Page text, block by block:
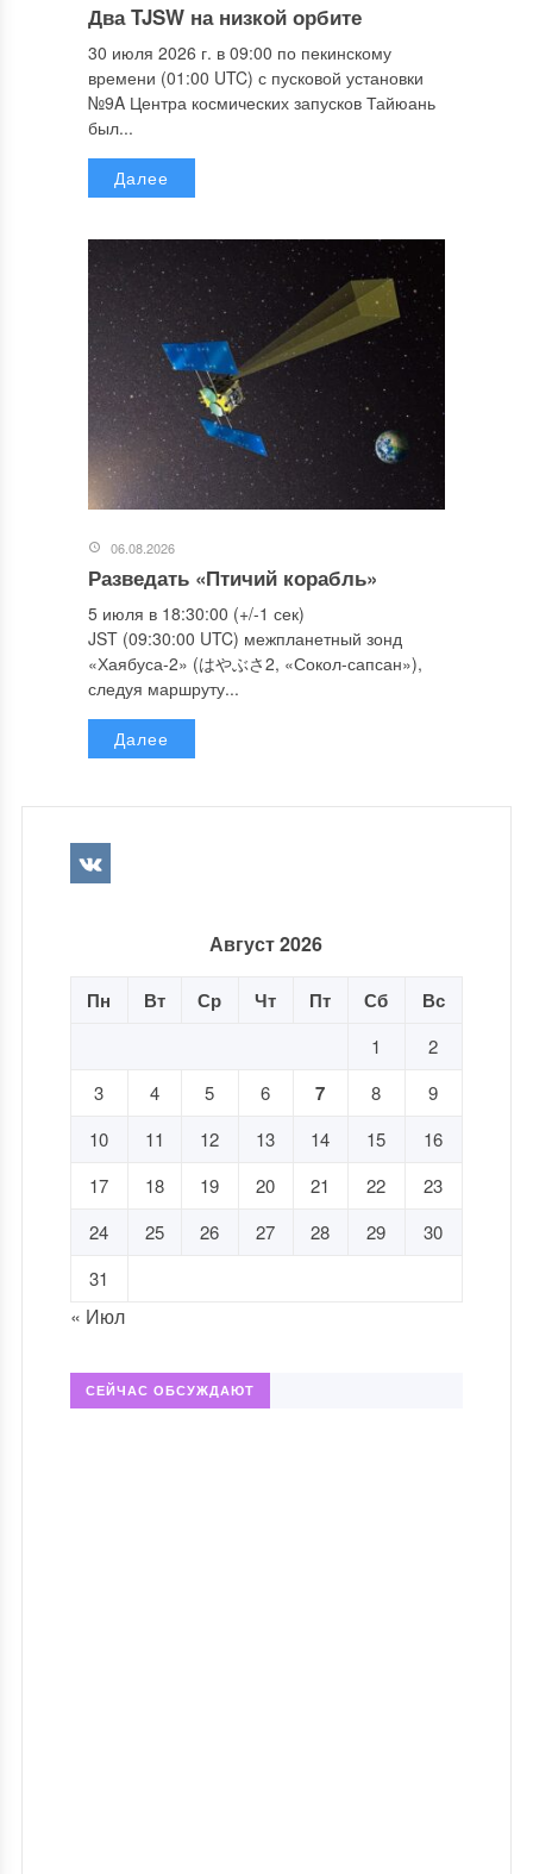
Два TJSW на низкой орбите
30 июля 2026 г. в 09:00 по пекинскому
времени (01:00 UTC) с пусковой установки
№9A Центра космических запусков Тайюань
был...
Далее
06.08.2026
Разведать «Птичий корабль»
5 июля в 18:30:00 (+/-1 сек)
JST (09:30:00 UTC) межпланетный зонд
«Хаябуса-2» (はやぶさ2, «Сокол-сапсан»),
следуя маршруту...
Далее
Август 2026
Пн Вт Ср Чт Пт Сб Вс
1
2
3
4 5 6 7 8
9
10
11 12 13 14 15
16
17
18 19 20 21 22
23
24
25 26 27 28 29
30
31
« Июл
СЕЙЧАС ОБСУЖДАЮТ